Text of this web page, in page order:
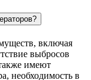
включая
выбросов
имеют
необходимость в